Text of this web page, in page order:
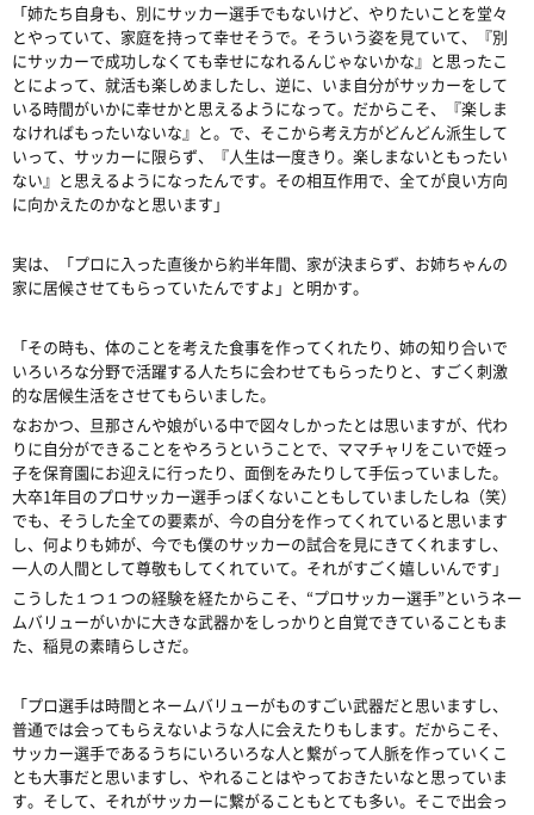
「姉たち自身も、別にサッカー選手でもないけど、やりたいことを堂々
とやっていて、家庭を持って幸せそうで。そういう姿を見ていて、『別
にサッカーで成功しなくても幸せになれるんじゃないかな』と思ったこ
とによって、就活も楽しめましたし、逆に、いま自分がサッカーをして
いる時間がいかに幸せかと思えるようになって。だからこそ、『楽しま
なければもったいないな』と。で、そこから考え方がどんどん派生して
いって、サッカーに限らず、『人生は一度きり。楽しまないともったい
ない』と思えるようになったんです。その相互作用で、全てが良い方向
に向かえたのかなと思います」
実は、「プロに入った直後から約半年間、家が決まらず、お姉ちゃんの
家に居候させてもらっていたんですよ」と明かす。
「その時も、体のことを考えた食事を作ってくれたり、姉の知り合いで
いろいろな分野で活躍する人たちに会わせてもらったりと、すごく刺激
的な居候生活をさせてもらいました。
なおかつ、旦那さんや娘がいる中で図々しかったとは思いますが、代わ
りに自分ができることをやろうということで、ママチャリをこいで姪っ
子を保育園にお迎えに行ったり、面倒をみたりして手伝っていました。
大卒1年目のプロサッカー選手っぽくないこともしていましたしね（笑）
でも、そうした全ての要素が、今の自分を作ってくれていると思います
し、何よりも姉が、今でも僕のサッカーの試合を見にきてくれますし、
一人の人間として尊敬もしてくれていて。それがすごく嬉しいんです」
こうした１つ１つの経験を経たからこそ、“プロサッカー選手”というネー
ムバリューがいかに大きな武器かをしっかりと自覚できていることもま
た、稲見の素晴らしさだ。
「プロ選手は時間とネームバリューがものすごい武器だと思いますし、
普通では会ってもらえないような人に会えたりもします。だからこそ、
サッカー選手であるうちにいろいろな人と繋がって人脈を作っていくこ
とも大事だと思いますし、やれることはやっておきたいなと思っていま
す。そして、それがサッカーに繋がることもとても多い。そこで出会っ